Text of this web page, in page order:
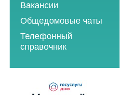
2021 год
2022 год
2025 год
2022 год
2023 год
2024 год
2021 год
2022 год
2023 год
2024 год
2025 год
2026 год
Вакансии
Общедомовые чаты
Телефонный
справочник